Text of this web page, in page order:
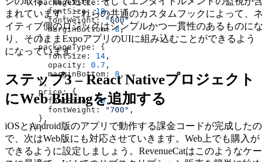
  packageTitle: {
    fontSize:
18,
    fontWeight:
"600" ,
    marginBottom:
8 ,
  },
  packageType: {
    fontSize:
14 ,
    opacity:
0.7 ,
    marginBottom:
8,
  },
  price: {
    fontSize:
20,
    fontWeight:
"700" ,
  },
});
まれています。これらの共通のカスタムフックによって、ネ
イティブ側のロジックはシンプルかつ一貫性のあるものにな
り、そのままExpoアプリのUIに組み込むことができるよう
になっています。
ステップ3 – React Nativeプロジェクト
にWeb Billingを追加する
iOSとAndroid版のアプリで動作する課金コードが完成したの
で、次はWeb版にも対応させていきます。Web上でも購入が
できるように設定しましょう。RevenueCatはこのようなケー